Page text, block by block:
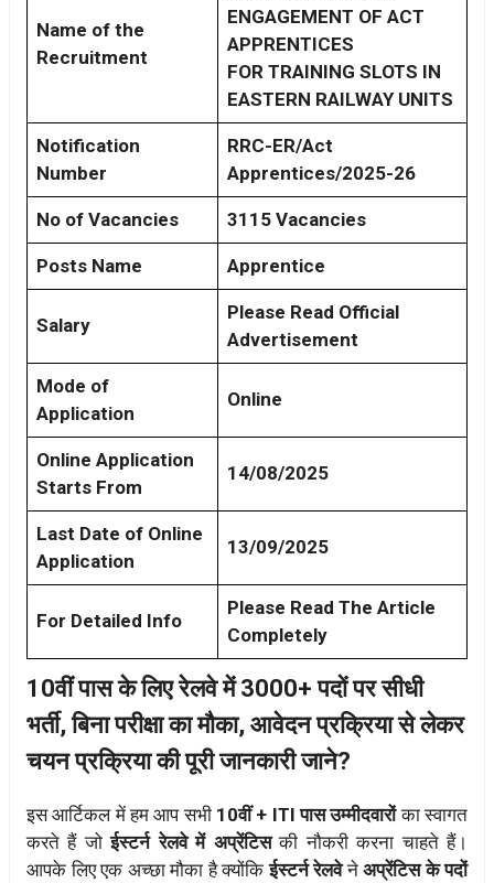
Name of the
Recruitment
ENGAGEMENT OF ACT
APPRENTICES
FOR TRAINING SLOTS IN
EASTERN RAILWAY UNITS
Notification
Number
RRC-ER/Act
Apprentices/2025-26
No of Vacancies 3115 Vacancies
Posts Name Apprentice
Salary
Please Read Official
Advertisement
Mode of
Application
Online
Online Application
Starts From
14/08/2025
Last Date of Online
Application
13/09/2025
For Detailed Info
Please Read The Article
Completely
10वीं पास के लिए रेलवे में 3000+ पदों पर सीधी
भर्ती, बिना परीक्षा का मौका, आवेदन प्रक्रिया से लेकर
चयन प्रक्रिया की पूरी जानकारी जाने?
इस आर्टिकल में हम आप सभी 10वीं + ITI पास उम्मीदवारोंका स्वागत
करते हैं जोईस्टर्न रेलवे में अप्रेंटिसकी नौकरी करना चाहते हैं।
आपके लिए एक अच्छा मौका है क्योंकिईस्टर्न रेलवेने अप्रेंटिस के पदों